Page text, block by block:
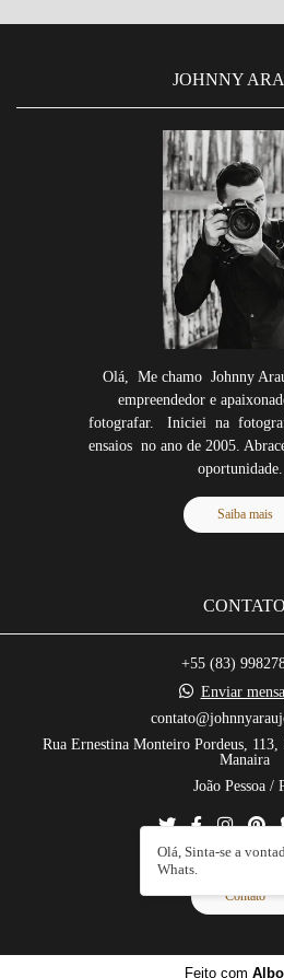
JOHNNY
Olá, Me chamo Johnny
empreendedor e
fotografar. Iniciei na
ensaios no ano de 2005.
Saiba mais
CONTATO
+55 (83)
Enviar
Rua Ernestina Monteiro Pordeus,
Manaira
João Pessoa /
Contato
Olá, Sinta-se a
Whats.
Feito com